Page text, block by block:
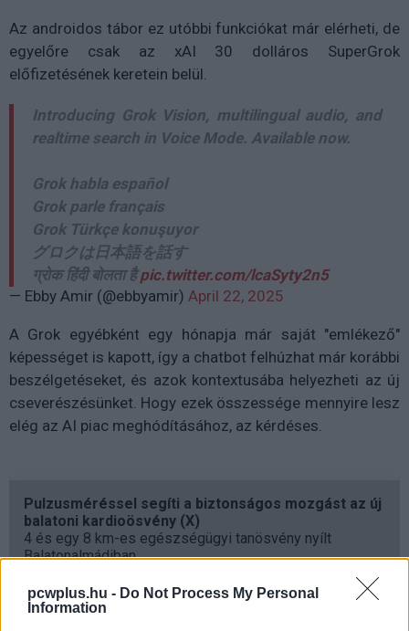
pcwplus.hu - Do Not Process My Personal
Information
Az androidos tábor ez utóbbi funkciókat már elérheti, de
egyelőre csak az xAI 30 dolláros SuperGrok
előfizetésének keretein belül.
Introducing Grok Vision, multilingual audio, and
realtime search in Voice Mode. Available now.
Grok habla español
Grok parle français
Grok Türkçe konuşuyor
グロクは日本語を話す
ग्रोक हिंदी बोलता हैpic.twitter.com/lcaSyty2n5
— Ebby Amir (@ebbyamir) April 22, 2025
A Grok egyébként egy hónapja már saját "emlékező"
képességet is kapott, így a chatbot felhúzhat már korábbi
beszélgetéseket, és azok kontextusába helyezheti az új
cseverészésünket. Hogy ezek összessége mennyire lesz
elég az AI piac meghódításához, az kérdéses.
Pulzusméréssel segíti a biztonságos mozgást az új
balatoni kardioösvény (X)
4 és egy 8 km-es egészségügyi tanösvény nyílt
Balatonalmádiban.